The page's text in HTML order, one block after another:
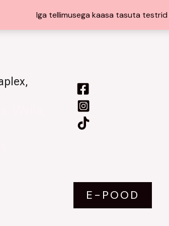
Iga tellimusega kaasa tasuta testrid
E-POOD